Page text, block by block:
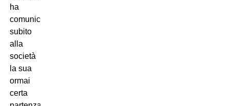
ha
comunicato
subito
alla
società
la sua
ormai
certa